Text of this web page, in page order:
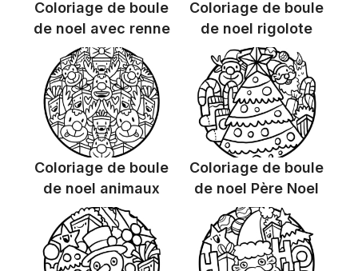
Coloriage de boule
de noel avec renne
Coloriage de boule
de noel rigolote
Coloriage de boule
de noel animaux
Coloriage de boule
de noel Père Noel